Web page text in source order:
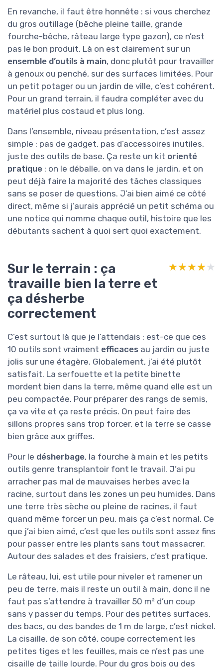
En revanche, il faut être honnête : si vous cherchez
du gros outillage (bêche pleine taille, grande
fourche-bêche, râteau large type gazon), ce n’est
pas le bon produit. Là on est clairement sur un
ensemble d’outils à main, donc plutôt pour travailler
à genoux ou penché, sur des surfaces limitées. Pour
un petit potager ou un jardin de ville, c’est cohérent.
Pour un grand terrain, il faudra compléter avec du
matériel plus costaud et plus long.
Dans l’ensemble, niveau présentation, c’est assez
simple : pas de gadget, pas d’accessoires inutiles,
juste des outils de base. Ça reste un kit orienté
pratique : on le déballe, on va dans le jardin, et on
peut déjà faire la majorité des tâches classiques
sans se poser de questions. J’ai bien aimé ce côté
direct, même si j’aurais apprécié un petit schéma ou
une notice qui nomme chaque outil, histoire que les
débutants sachent à quoi sert quoi exactement.
Sur le terrain : ça
travaille bien la terre et
ça désherbe
correctement
★★★★★
★★★★★
C’est surtout là que je l’attendais : est-ce que ces
10 outils sont vraiment efficaces au jardin ou juste
jolis sur une étagère. Globalement, j’ai été plutôt
satisfait. La serfouette et la petite binette
mordent bien dans la terre, même quand elle est un
peu compactée. Pour préparer des rangs de semis,
ça va vite et ça reste précis. On peut faire des
sillons propres sans trop forcer, et la terre se casse
bien grâce aux griffes.
Pour le désherbage, la fourche à main et les petits
outils genre transplantoir font le travail. J’ai pu
arracher pas mal de mauvaises herbes avec la
racine, surtout dans les zones un peu humides. Dans
une terre très sèche ou pleine de racines, il faut
quand même forcer un peu, mais ça c’est normal. Ce
que j’ai bien aimé, c’est que les outils sont assez fins
pour passer entre les plants sans tout massacrer.
Autour des salades et des fraisiers, c’est pratique.
Le râteau, lui, est utile pour niveler et ramener un
peu de terre, mais il reste un outil à main, donc il ne
faut pas s’attendre à travailler 50 m² d’un coup
sans y passer du temps. Pour des petites surfaces,
des bacs, ou des bandes de 1 m de large, c’est nickel.
La cisaille, de son côté, coupe correctement les
petites tiges et les feuilles, mais ce n’est pas une
cisaille de taille lourde. Pour du gros bois ou des